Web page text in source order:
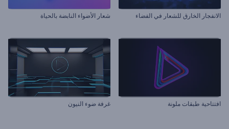
الانفجار الخارق للشعار في الفضاء شعار الأضواء النابضة بالحياة
افتتاحية طبقات ملونة غرفة ضوء النيون